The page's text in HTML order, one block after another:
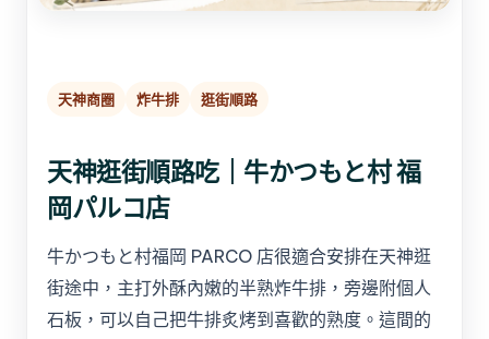
天神商圈 炸牛排 逛街順路
天神逛街順路吃｜牛かつもと村 福
岡パルコ店
牛かつもと村福岡 PARCO 店很適合安排在天神逛
街途中，主打外酥內嫩的半熟炸牛排，旁邊附個人
石板，可以自己把牛排炙烤到喜歡的熟度。這間的